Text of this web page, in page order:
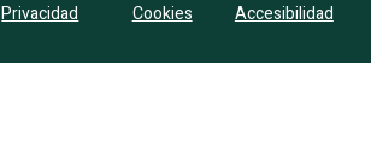
Privacidad Cookies Accesibilidad